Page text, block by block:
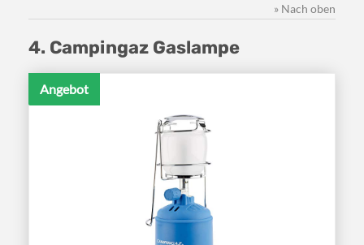
» Nach oben
4. Campingaz Gaslampe
Angebot